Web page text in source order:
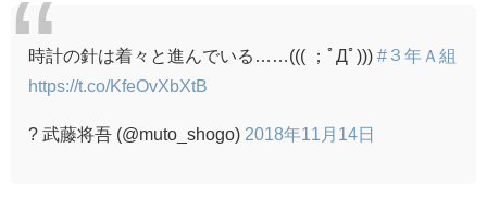
時計の針は着々と進んでいる……((( ；ﾟДﾟ))) #３年Ａ組
https://t.co/KfeOvXbXtB
? 武藤将吾 (@muto_shogo) 2018年11月14日